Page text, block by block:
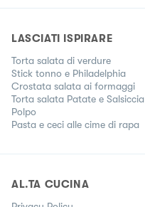
LASCIATI ISPIRARE
Torta salata di verdure
Stick tonno e Philadelphia
Crostata salata ai formaggi
Torta salata Patate e Salsiccia
Polpo
Pasta e ceci alle cime di rapa
AL.TA CUCINA